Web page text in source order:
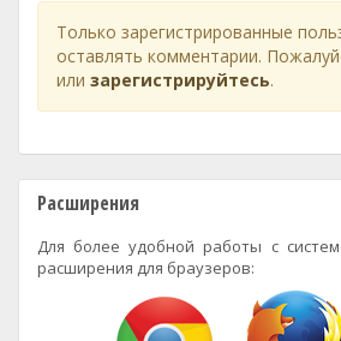
Только зарегистрированные
оставлять комментарии.
или зарегистрируйтесь.
Расширения
Для более удобной работы с
расширения для браузеров: